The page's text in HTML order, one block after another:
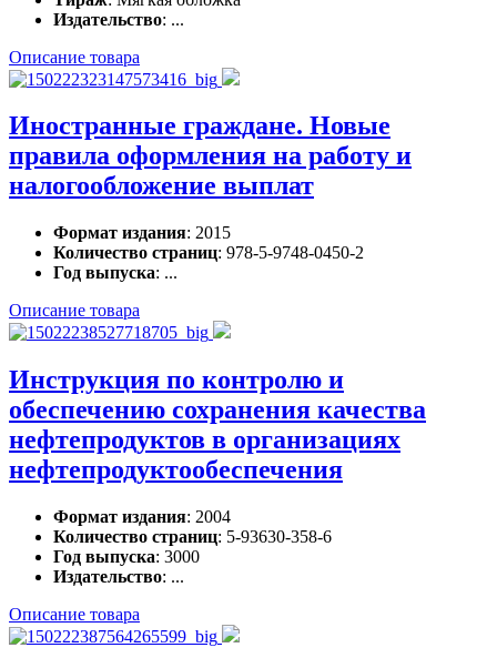
Издательство: ...
Описание товара
Иностранные граждане. Новые
правила оформления на работу и
налогообложение выплат
Формат издания: 2015
Количество страниц: 978-5-9748-0450-2
Год выпуска: ...
Описание товара
Инструкция по контролю и
обеспечению сохранения качества
нефтепродуктов в организациях
нефтепродуктообеспечения
Формат издания: 2004
Количество страниц: 5-93630-358-6
Год выпуска: 3000
Издательство: ...
Описание товара